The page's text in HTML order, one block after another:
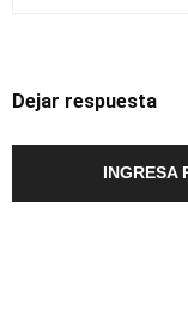
Dejar respuesta
INGRESA